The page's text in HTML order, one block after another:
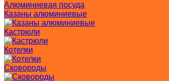
Алюминиевая посуда
Казаны алюминиевые
Кастрюли
Котелки
Сковороды